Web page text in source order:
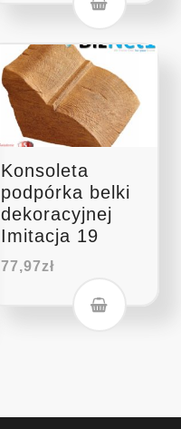
Konsoleta
podpórka belki
dekoracyjnej
Imitacja 19
77,97zł